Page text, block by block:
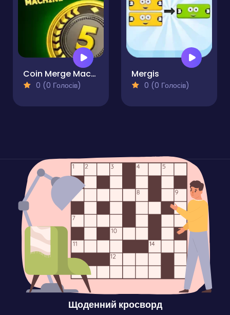
Coin Merge Machine
0 (0 Голосів)
Mergis
0 (0 Голосів)
Щоденний кросворд